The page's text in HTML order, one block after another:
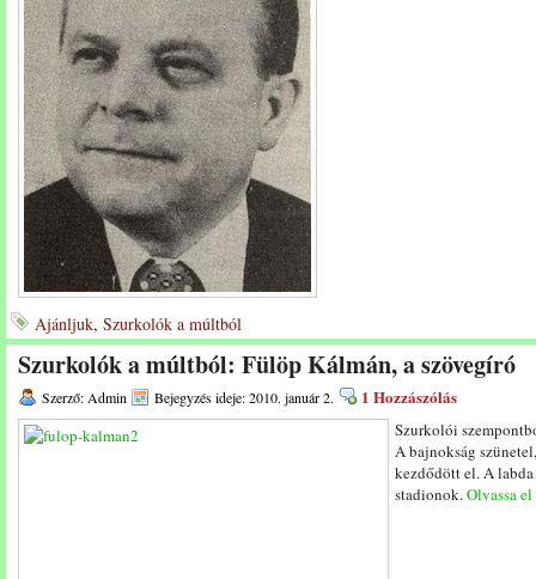
Ajánljuk, Szurkolók a múltból
Szurkolók a múltból: Fülöp Kálmán, a szövegíró
Szerző: Admin Bejegyzés ideje: 2010. január 2. 1 Hozzászólás
Szurkolói
A bajnokság
kezdődött el. A labda
stadionok.Olvassa